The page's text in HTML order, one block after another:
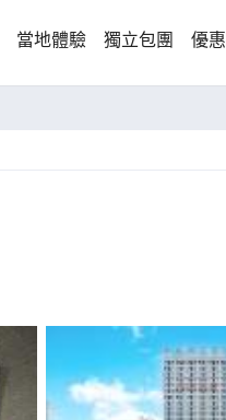
當地體驗 獨立包團 優惠